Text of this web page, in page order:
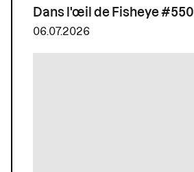
Dans l'œil de Fisheye #550
06.07.2026